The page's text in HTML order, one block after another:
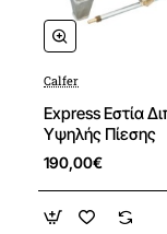
Calfer
Express Εστία
Υψηλής Πίεσης
190,00€